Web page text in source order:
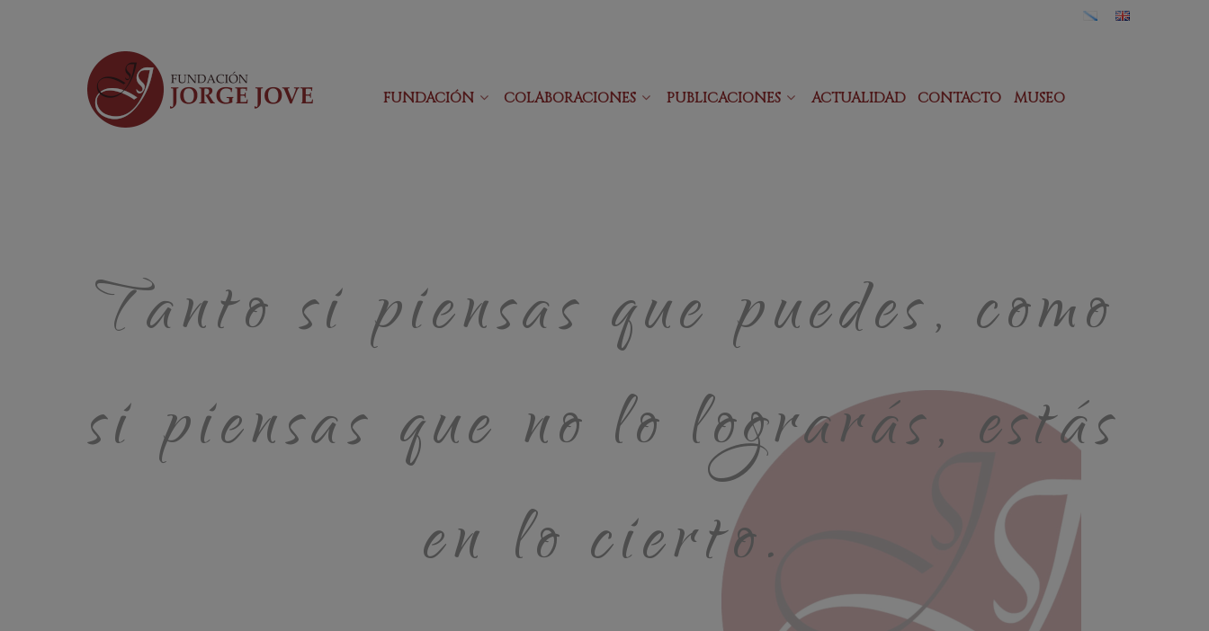
FUNDACIÓN COLABORACIONES PUBLICACIONES ACTUALIDAD CONTACTO MUSEO
Tanto si piensas que puedes, como
si piensas que no lo lograrás, estás
en lo cierto.